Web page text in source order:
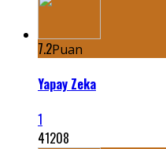
7.2Puan
Yapay Zeka
1
41208